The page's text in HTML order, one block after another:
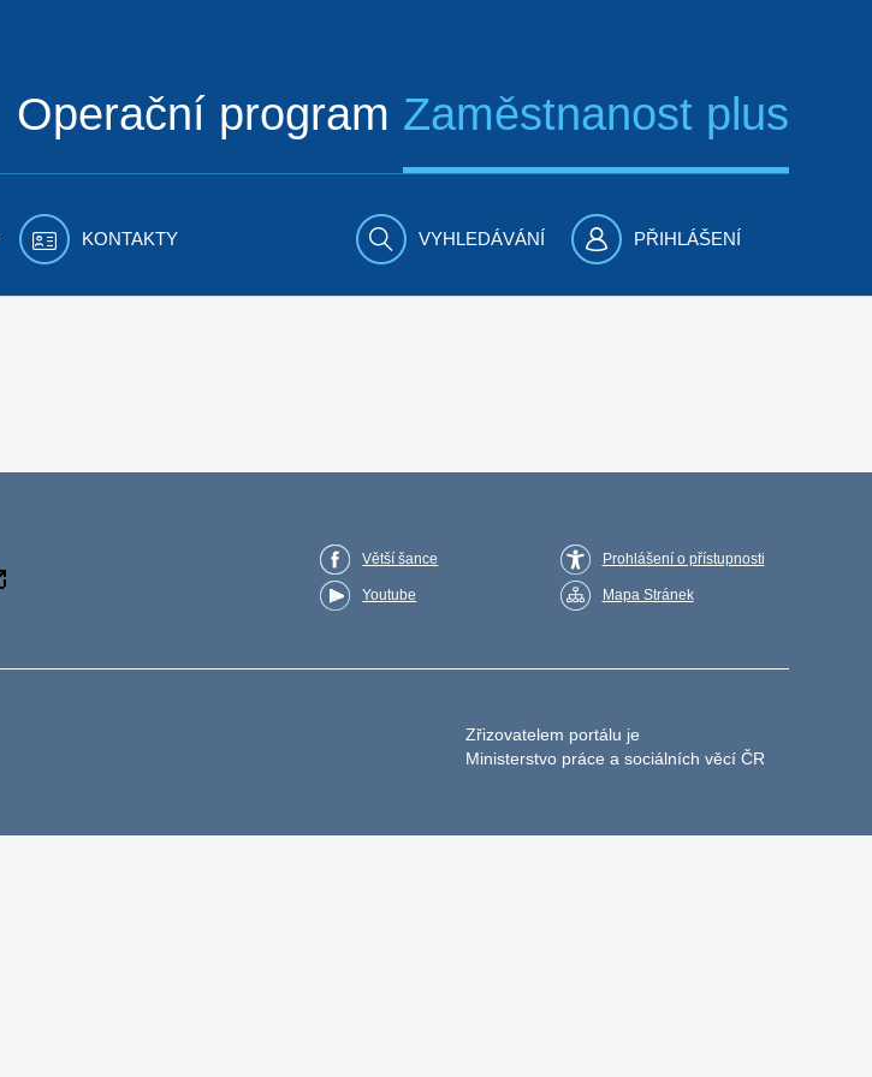
Operační program Zaměstnanost plus
KONTAKTY VYHLEDÁVÁNÍ PŘIHLÁŠENÍ
Větší šance
Youtube
Prohlášení o přístupnosti
Mapa Stránek
Zřizovatelem portálu je
Ministerstvo práce a sociálních věcí ČR